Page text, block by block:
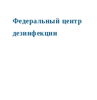
Федеральный центр
дезинфекции